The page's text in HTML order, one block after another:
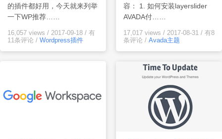
的插件都好用，今天就来列举
一下WP推荐……
16,057 views / 2017-09-18 / 有
11条评论 / Wordpress插件
容： 1. 如何安装layerslider
AVADA付……
17,017 views / 2017-08-31 / 有8
条评论 / Avada主题